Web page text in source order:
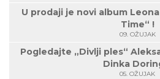
U prodaji je novi album
Time“ !
09. OŽUJAK
Pogledajte „Divlji ples“
Dinka
05. OŽUJAK